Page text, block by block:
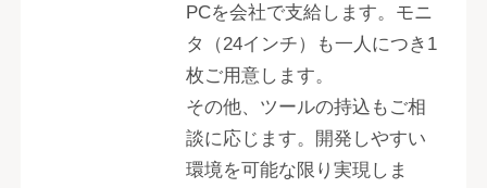
PCを会社で支給します。モニ
タ（24インチ）も一人につき1
枚ご用意します。
その他、ツールの持込もご相
談に応じます。開発しやすい
環境を可能な限り実現しま